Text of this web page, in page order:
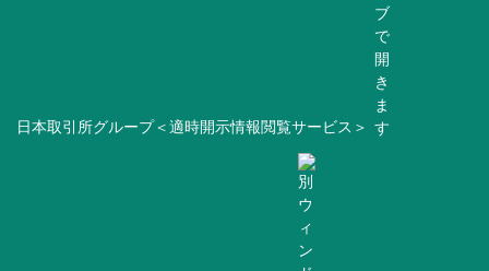
日本取引所グループ＜適時開示情報閲覧サービス＞